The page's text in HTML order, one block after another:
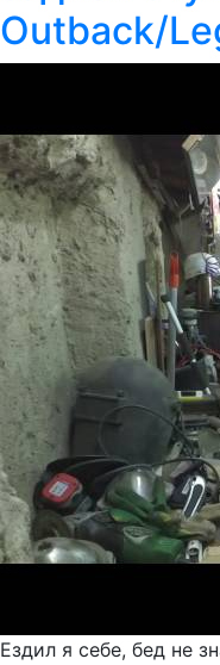
Outback/
Ездил я себе, бед не